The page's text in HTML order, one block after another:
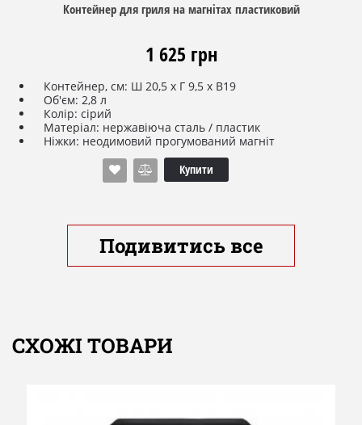
Контейнер для гриля на магнітах пластиковий
1 625 грн
Контейнер, см: Ш 20,5 х Г 9,5 х В19
Об'єм: 2,8 л
Колір: сірий
Матеріал: нержавіюча сталь / пластик
Ніжки: неодимовий прогумований магніт
Виробництво: Enders, Німеччина
Купити
Подивитись все
СХОЖІ ТОВАРИ